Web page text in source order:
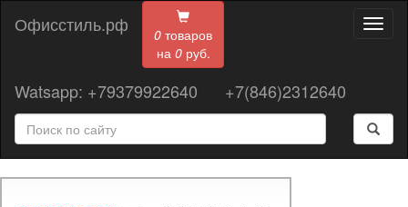
0 товаров
на 0руб.
Офисстиль.рф
Watsapp: +79379922640 +7(846)2312640